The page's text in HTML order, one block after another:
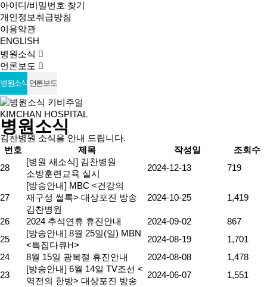
아이디/비밀번호 찾기
개인정보취급방침
이용약관
ENGLISH
병원소식
언론보도
병원소식 언론보도
KIMCHAN HOSPITAL
병원소식
김찬병원 소식을 안내 드립니다.
번호
제목 작성일
조회수
28
[병원 새소식] 김찬병원
소방훈련교육 실시
2024-12-13 719
27
[방송안내] MBC <건강의
재구성 썰록> 대상포진 방송
김찬병원
2024-10-25 1,419
26 2024 추석연휴 휴진안내 2024-09-02
867
25
[방송안내] 8월 25일(일) MBN
<특집다큐H>
2024-08-19
1,701
24
8월 15일 광복절 휴진안내 2024-08-08
1,478
23
[방송안내] 6월 14일 TV조선 <
역전의 한방> 대상포진 방송
2024-06-07
1,551